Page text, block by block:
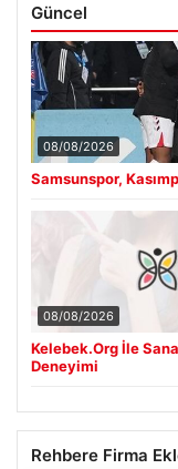
Güncel
08/08/2026
Samsunspor,
08/08/2026
Kelebek.Org İle
Deneyimi
Rehbere Firma